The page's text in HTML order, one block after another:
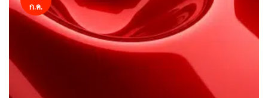
ก.ค.